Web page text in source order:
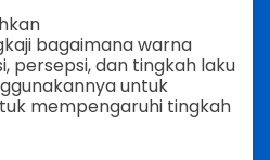
bagaimana warna
persepsi, dan tingkah laku
untuk
mempengaruhi tingkah